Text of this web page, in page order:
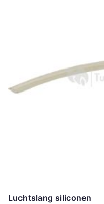
Luchtslang siliconen